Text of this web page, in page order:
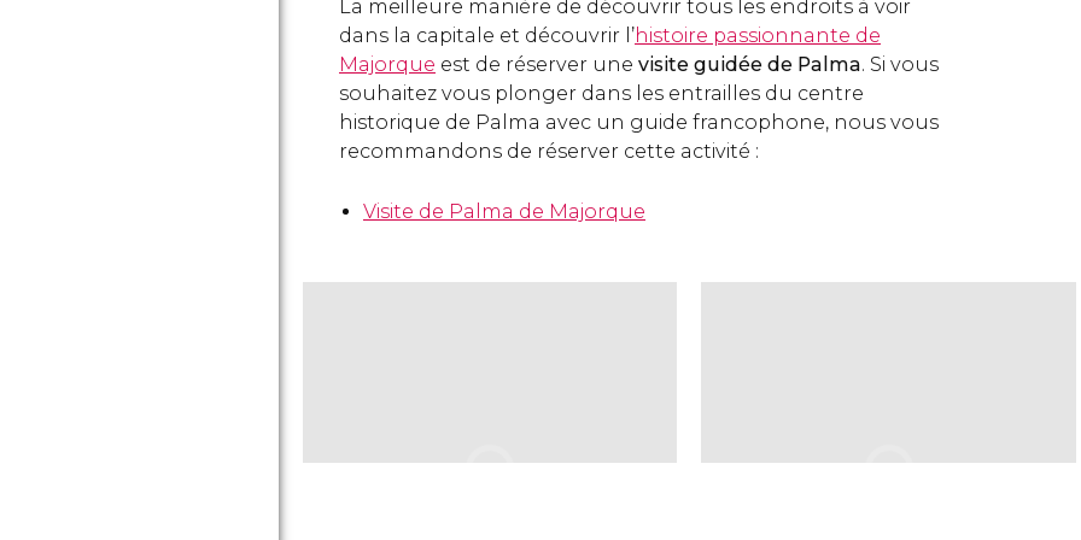
La meilleure manière de découvrir tous les endroits à voir
dans la capitale et découvrir l’histoire passionnante de
Majorque est de réserver une visite guidée de Palma. Si vous
souhaitez vous plonger dans les entrailles du centre
historique de Palma avec un guide francophone, nous vous
recommandons de réserver cette activité :
Visite de Palma de Majorque